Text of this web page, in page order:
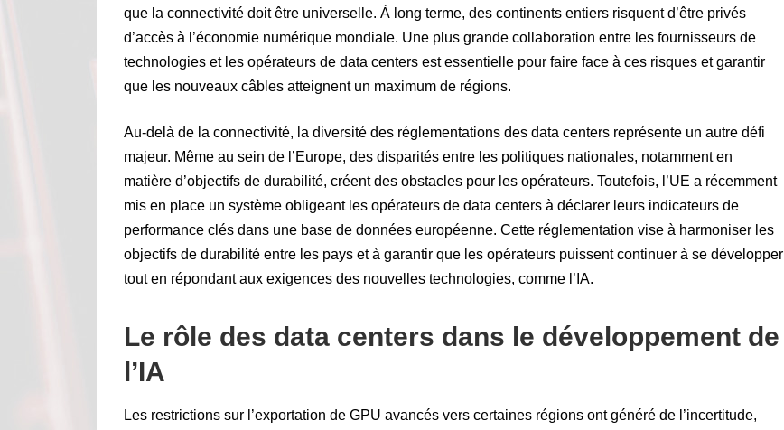
que la connectivité doit être universelle. À long terme, des continents entiers risquent d’être privés
d’accès à l’économie numérique mondiale. Une plus grande collaboration entre les fournisseurs de
technologies et les opérateurs de data centers est essentielle pour faire face à ces risques et garantir
que les nouveaux câbles atteignent un maximum de régions.
Au-delà de la connectivité, la diversité des réglementations des data centers représente un autre défi
majeur. Même au sein de l’Europe, des disparités entre les politiques nationales, notamment en
matière d’objectifs de durabilité, créent des obstacles pour les opérateurs. Toutefois, l’UE a récemment
mis en place un système obligeant les opérateurs de data centers à déclarer leurs indicateurs de
performance clés dans une base de données européenne. Cette réglementation vise à harmoniser les
objectifs de durabilité entre les pays et à garantir que les opérateurs puissent continuer à se développer
tout en répondant aux exigences des nouvelles technologies, comme l’IA.
Le rôle des data centers dans le développement de
l’IA
Les restrictions sur l’exportation de GPU avancés vers certaines régions ont généré de l’incertitude,